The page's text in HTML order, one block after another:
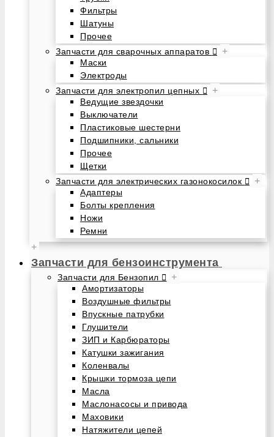
Фильтры
Шатуны
Прочее
Запчасти для сварочных аппаратов
+
Маски
Электроды
Запчасти для электропил цепных
+
Ведущие звездочки
Выключатели
Пластиковые шестерни
Подшипники, сальники
Прочее
Щетки
Запчасти для электрических газонокосилок
+
Адаптеры
Болты крепления
Ножи
Ремни
+
Запчасти для бензоинструмента
Запчасти для Бензопил +
Амортизаторы
Воздушные фильтры
Впускные патрубки
Глушители
ЗИП и Карбюраторы
Катушки зажигания
Коленвалы
Крышки тормоза цепи
Масла
Маслонасосы и привода
Маховики
Натяжители цепей